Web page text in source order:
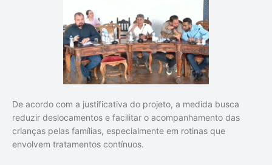
De acordo com a justificativa do projeto, a medida busca
reduzir deslocamentos e facilitar o acompanhamento das
crianças pelas famílias, especialmente em rotinas que
envolvem tratamentos contínuos.